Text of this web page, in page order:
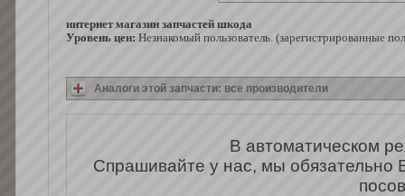
интернет магазин запчастей шкода
Уровень цен: Незнакомый пользователь. (зарегистрированные
Аналоги этой запчасти: все производители
В автоматическом
Спрашивайте у нас, мы